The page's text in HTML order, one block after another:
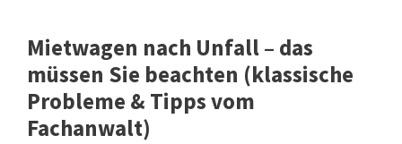
Mietwagen nach Unfall – das
müssen Sie beachten (klassische
Probleme & Tipps vom
Fachanwalt)